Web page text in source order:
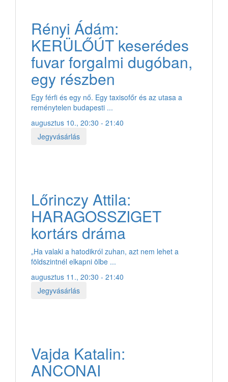
Rényi Ádám:
KERÜLŐÚT keserédes
fuvar forgalmi dugóban,
egy részben
Egy férfi és egy nő. Egy taxisofőr és az utasa a
reménytelen budapesti ...
augusztus 10., 20:30 - 21:40
Jegyvásárlás
Lőrinczy Attila:
HARAGOSSZIGET
kortárs dráma
„Ha valaki a hatodikról zuhan, azt nem lehet a
földszintnél elkapni ölbe ...
augusztus 11., 20:30 - 21:40
Jegyvásárlás
Vajda Katalin:
ANCONAI